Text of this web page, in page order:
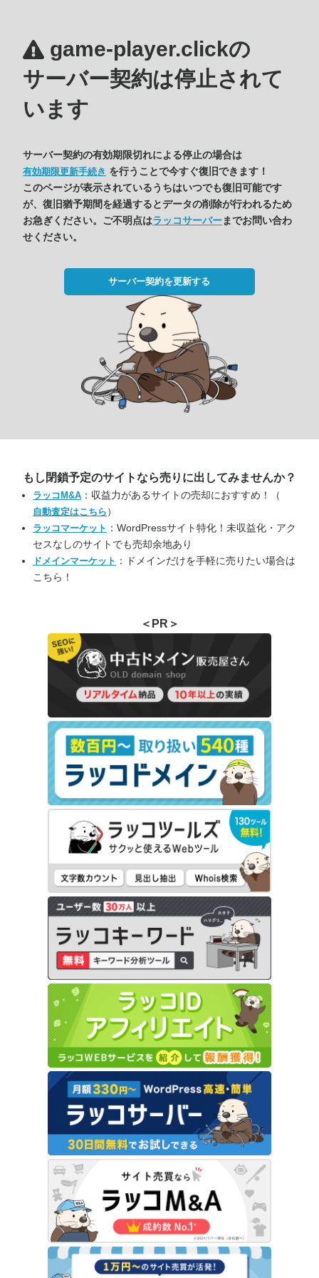
game-player.clickの
サーバー契約は停止されて
います
サーバー契約の有効期限切れによる停止の場合は
有効期限更新手続き を行うことで今すぐ復旧できます！
このページが表示されているうちはいつでも復旧可能です
が、復旧猶予期間を経過するとデータの削除が行われるため
お急ぎください。ご不明点はラッコサーバーまでお問い合わ
せください。
サーバー契約を更新する
もし閉鎖予定のサイトなら売りに出してみませんか？
ラッコM&A ：収益力があるサイトの売却におすすめ！（
自動査定はこちら ）
ラッコマーケット ：WordPressサイト特化！未収益化・アク
セスなしのサイトでも売却余地あり
ドメインマーケット ：ドメインだけを手軽に売りたい場合は
こちら！
＜PR＞